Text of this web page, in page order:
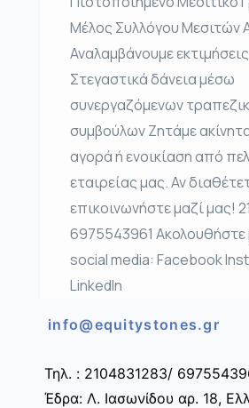
Μέλος Συλλόγου Μεσιτών
Αναλαμβάνουμε
Στεγαστικά δάνεια μέσω
συνεργαζόμενων
συμβούλων Ζητάμε
αγορά ή ενοικίαση από
εταιρείας μας. Αν
επικοινωνήστε μαζί μας!
6975543961 Ακολουθήστε
social media: Facebook
LinkedIn
info@equitystones.gr
Τηλ. : 2104831283/
Έδρα: Λ. Ιασωνίδου αρ. 18,